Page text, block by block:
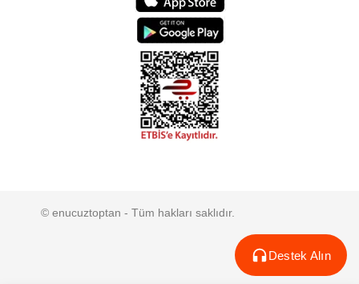
Destek Alın
© enucuztoptan - Tüm hakları saklıdır.